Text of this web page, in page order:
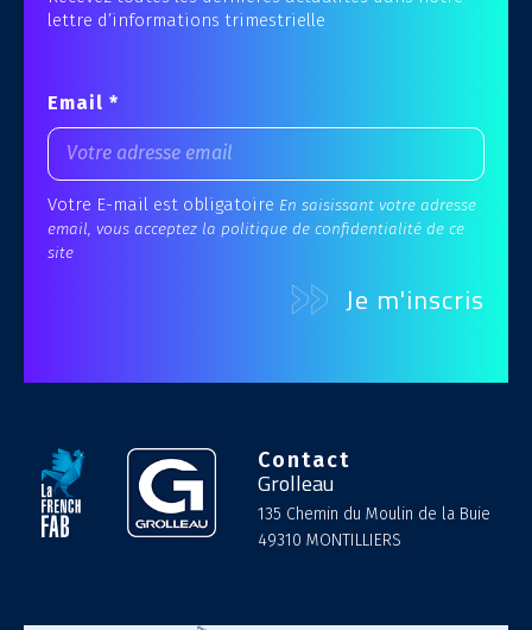
lettre d’informations trimestrielle
Email *
Votre E-mail est obligatoire En saisissant votre adresse
email, vous acceptez la politique de confidentialité de ce
site
Contact
Grolleau
135 Chemin du Moulin de la Buie
49310 MONTILLIERS